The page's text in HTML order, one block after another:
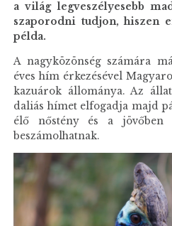
a világ legveszélyesebb
szaporodni tudjon, hiszen
példa.
A nagyközönség számára
éves hím érkezésével
kazuárok állománya. Az
daliás hímet elfogadja majd
élő nőstény és a jövőben
beszámolhatnak.